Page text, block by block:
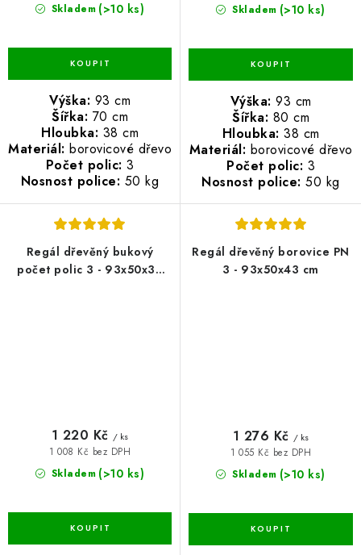
Skladem (>10 ks)
Výška: 93 cm
Šířka: 70 cm
Hloubka: 38 cm
Materiál: borovicové dřevo
Počet polic: 3
Nosnost police: 50 kg
Skladem (>10 ks)
Výška: 93 cm
Šířka: 80 cm
Hloubka: 38 cm
Materiál: borovicové dřevo
Počet polic: 3
Nosnost police: 50 kg
Regál dřevěný bukový
počet polic 3 - 93x50x33
Skladem (>10 ks)
1 008 Kč bez DPH
1 220 Kč / ks
Regál dřevěný borovice PN
3 - 93x50x43 cm
Skladem (>10 ks)
1 055 Kč bez DPH
1 276 Kč / ks